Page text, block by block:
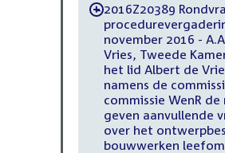
-2016Z20389
november 2016 -
Vries, Tweede
het lid Albert de
namens de
commissie WenR
geven aanvullende
over het
bouwwerken